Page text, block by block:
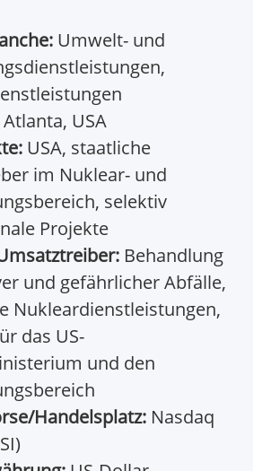
Umwelt- und
Atlanta, USA
USA, staatliche
im Nuklear- und
selektiv
Projekte
Behandlung
und gefährlicher Abfälle,
Nukleardienstleistungen,
das US-
und den
Handelsplatz: Nasdaq